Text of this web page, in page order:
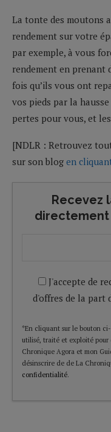
La tonte des moutons
rendement sur votre
par exemple, à vous
rendement en prenant
fois qu’ils vous ont
vos pieds par la
pertes pour vous, et
[NDLR : Retrouvez
sur son blog en
Recevez
directement
J'accepte de
d'offres de la part
*En cliquant sur le bouton
utilisé, traité et exploité
Chronique Agora et mon
désinscrire de de La
confidentialité.